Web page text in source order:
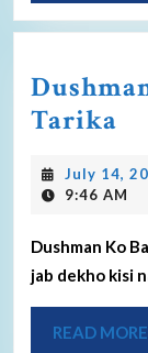
Tarika
July 14,
9:46 AM
Dushman Ko Barbad Karne Ka Tarika, waise to aaj kal log
jab dekho kisi
READ MORE